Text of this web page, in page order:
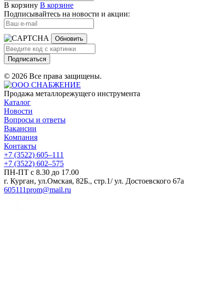
В корзину В корзине
Подписывайтесь на новости и акции:
Обновить
Подписаться
© 2026 Все права защищены.
Продажа металлорежущего инструмента
Каталог
Новости
Вопросы и ответы
Вакансии
Компания
Контакты
+7 (3522) 605‒111
+7 (3522) 602‒575
ПН-ПТ с 8.30 до 17.00
г. Курган, ул.Омская, 82Б., стр.1/ ул. Достоевского 67а
605111prom@mail.ru